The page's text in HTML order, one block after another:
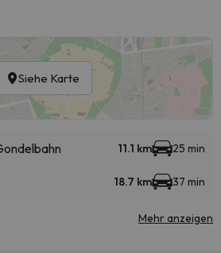
Siehe Karte
11.1 km 25 min
18.7 km 37 min
Mehr anzeigen